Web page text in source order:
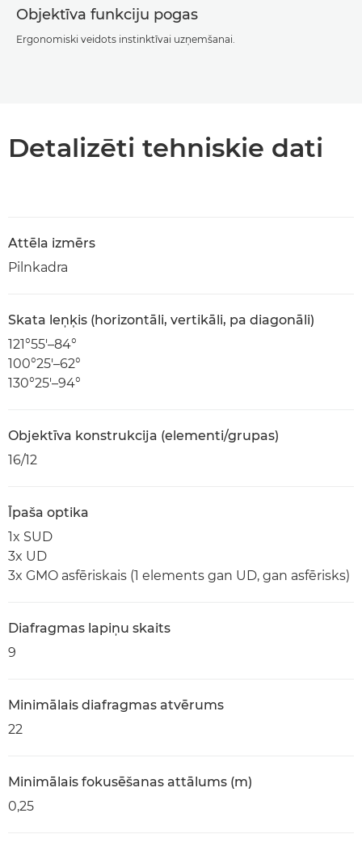
Objektīva funkciju pogas
Ergonomiski veidots instinktīvai uzņemšanai.
Detalizēti tehniskie dati
Attēla izmērs
Pilnkadra
Skata leņķis (horizontāli, vertikāli, pa diagonāli)
121°55′–84°
100°25′–62°
130°25′–94°
Objektīva konstrukcija (elementi/grupas)
16/12
Īpaša optika
1x SUD
3x UD
3x GMO asfēriskais (1 elements gan UD, gan asfērisks)
Diafragmas lapiņu skaits
9
Minimālais diafragmas atvērums
22
Minimālais fokusēšanas attālums (m)
0,25